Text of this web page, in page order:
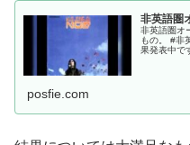
非英語圏
非英語圏オ
もの。 #非
果発表中で
posfie.com